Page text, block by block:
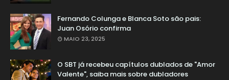
Fernando Colunga e Blanca Soto são pais:
Juan Osório confirma
MAIO 23, 2025
O SBT já recebeu capítulos dublados de "Amor
Valente", saiba mais sobre dubladores